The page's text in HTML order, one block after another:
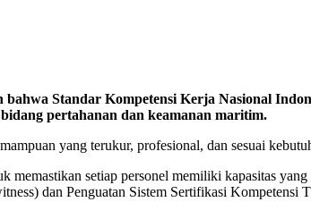
Standar Kompetensi Kerja Nasional
pertahanan dan keamanan maritim.
yang terukur, profesional, dan sesuai
setiap personel memiliki kapasitas
dan Penguatan Sistem Sertifikasi Kompetensi